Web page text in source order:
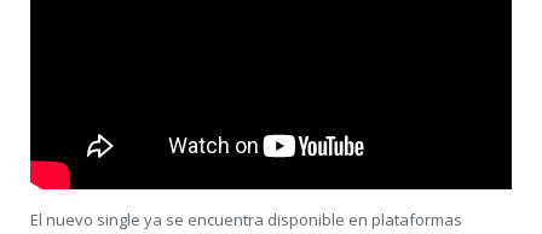
El nuevo single ya se encuentra disponible en plataformas